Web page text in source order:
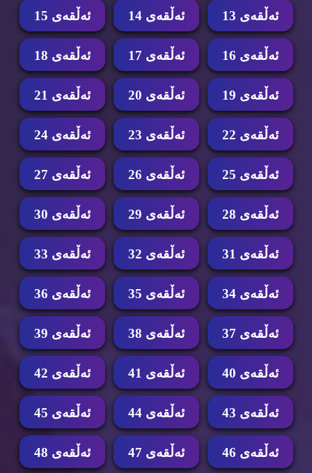
ئه‌ڵقه‌ی 13 ئه‌ڵقه‌ی 14 ئه‌ڵقه‌ی 15
ئه‌ڵقه‌ی 16 ئه‌ڵقه‌ی 17 ئه‌ڵقه‌ی 18
ئه‌ڵقه‌ی 19 ئه‌ڵقه‌ی 20 ئه‌ڵقه‌ی 21
ئه‌ڵقه‌ی 22 ئه‌ڵقه‌ی 23 ئه‌ڵقه‌ی 24
ئه‌ڵقه‌ی 25 ئه‌ڵقه‌ی 26 ئه‌ڵقه‌ی 27
ئه‌ڵقه‌ی 28 ئه‌ڵقه‌ی 29 ئه‌ڵقه‌ی 30
ئه‌ڵقه‌ی 31 ئه‌ڵقه‌ی 32 ئه‌ڵقه‌ی 33
ئه‌ڵقه‌ی 34 ئه‌ڵقه‌ی 35 ئه‌ڵقه‌ی 36
ئه‌ڵقه‌ی 37 ئه‌ڵقه‌ی 38 ئه‌ڵقه‌ی 39
ئه‌ڵقه‌ی 40 ئه‌ڵقه‌ی 41 ئه‌ڵقه‌ی 42
ئه‌ڵقه‌ی 43 ئه‌ڵقه‌ی 44 ئه‌ڵقه‌ی 45
ئه‌ڵقه‌ی 46 ئه‌ڵقه‌ی 47 ئه‌ڵقه‌ی 48